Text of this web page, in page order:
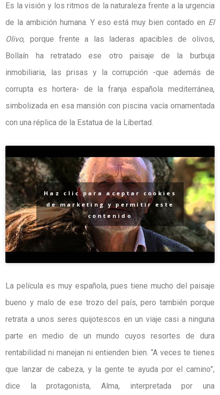
Es la visión y los ritmos de la naturaleza frente a la urgencia
de la ambición humana. Y eso está muy bien contado en El
Olivo, porque frente a las laderas apacibles de olivos,
Bollaín ha retratado ese otro paisaje de la burbuja
inmobiliaria, las prisas y la corrupción -que además de
corrupta es hortera- de la franja española mediterránea,
simbolizada en esa mansión con piscina vacía ornamentada
con una réplica de la Estatua de la Libertad.
Haz clic para aceptar cookies
de marketing y permitir este
contenido
La película es muy española, pues tiene mucho del paisaje
bueno y malo de ese trozo del país, pero también porque
retrata a unos seres quijotescos en un viaje casi a ninguna
parte en medio de un mundo cuyos resortes de dura
rentabilidad ni manejan ni entienden bien. “A veces te tienes
que lanzar de cabeza, y la gente te ayuda por el camino”,
dice la protagonista, Alma, interpretada por una